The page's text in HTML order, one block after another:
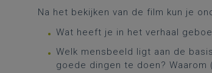
Na het bekijken van de film kun je
Wat heeft je in het verhaal
Welk mensbeeld ligt aan de
goede dingen te doen? Waarom